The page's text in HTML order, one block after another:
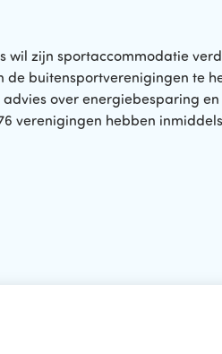
zijn sportaccommodatie
de buitensportverenigingen te
over energiebesparing
verenigingen hebben